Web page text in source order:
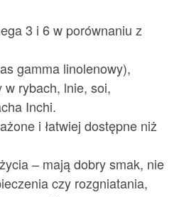
3 i 6 w porównaniu z
gamma linolenowy),
w rybach, lnie, soi,
Inchi.
i łatwiej dostępne niż
– mają dobry smak, nie
czy rozgniatania,